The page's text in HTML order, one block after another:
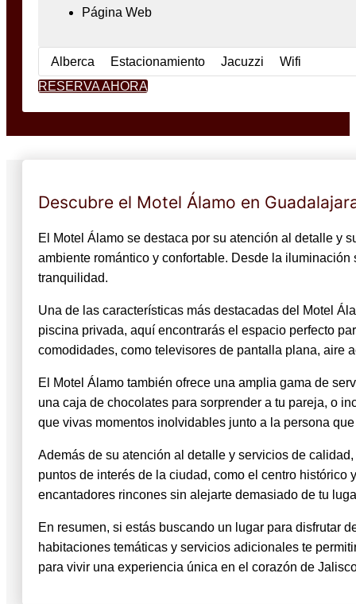
Página Web
Alberca Estacionamiento Jacuzzi
Wifi
RESERVA AHORA
Descubre el Motel Álamo en
El Motel Álamo se destaca por su atención al detalle y
ambiente romántico y confortable. Desde la
tranquilidad.
Una de las características más destacadas del Motel
piscina privada, aquí encontrarás el espacio perfecto
comodidades, como televisores de pantalla plana, aire
El Motel Álamo también ofrece una amplia gama de
una caja de chocolates para sorprender a tu pareja, o
que vivas momentos inolvidables junto a la persona
Además de su atención al detalle y servicios de
puntos de interés de la ciudad, como el centro
encantadores rincones sin alejarte demasiado de tu
En resumen, si estás buscando un lugar para disfrutar
habitaciones temáticas y servicios adicionales te
para vivir una experiencia única en el corazón de